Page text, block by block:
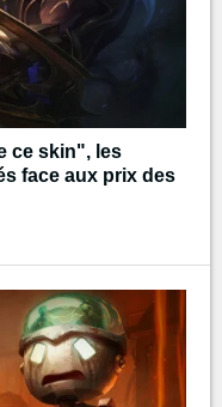
ce skin", les
face aux prix des